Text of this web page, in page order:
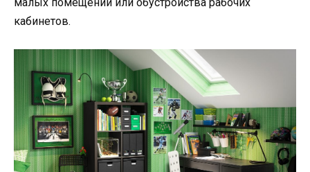
кабинетов.